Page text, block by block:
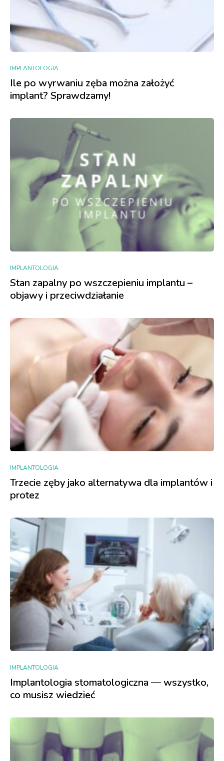
IMPLANTOLOGIA
Ile po wyrwaniu zęba można założyć
implant? Sprawdzamy!
IMPLANTOLOGIA
Stan zapalny po wszczepieniu implantu –
objawy i przeciwdziałanie
IMPLANTOLOGIA
Trzecie zęby jako alternatywa dla implantów i
protez
IMPLANTOLOGIA
Implantologia stomatologiczna — wszystko,
co musisz wiedzieć